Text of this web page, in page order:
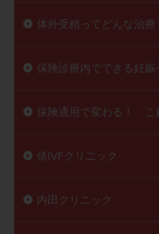
体外受精ってどんな治療
保険診療内でできる妊娠
保険適用で変わる！ こ
俵IVFクリニック
内田クリニック